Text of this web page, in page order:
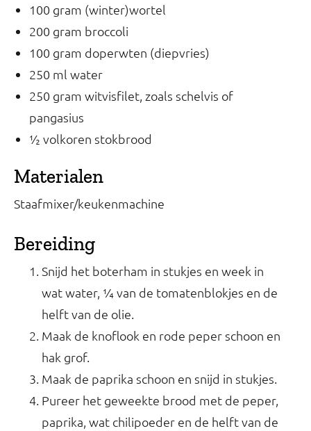
100 gram (winter)wortel
200 gram broccoli
100 gram doperwten (diepvries)
250 ml water
250 gram witvisfilet, zoals schelvis of
pangasius
½ volkoren stokbrood
Materialen
Staafmixer/keukenmachine
Bereiding
Snijd het boterham in stukjes en week in
wat water, ¼ van de tomatenblokjes en de
helft van de olie.
Maak de knoflook en rode peper schoon en
hak grof.
Maak de paprika schoon en snijd in stukjes.
Pureer het geweekte brood met de peper,
paprika, wat chilipoeder en de helft van de